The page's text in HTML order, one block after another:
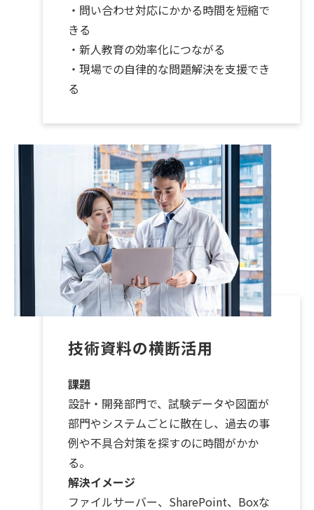
・問い合わせ対応にかかる時間を短縮で
きる
・新人教育の効率化につながる
・現場での自律的な問題解決を支援でき
る
技術資料の横断活用
課題
設計・開発部門で、試験データや図面が
部門やシステムごとに散在し、過去の事
例や不具合対策を探すのに時間がかか
る。
解決イメージ
ファイルサーバー、SharePoint、Boxな